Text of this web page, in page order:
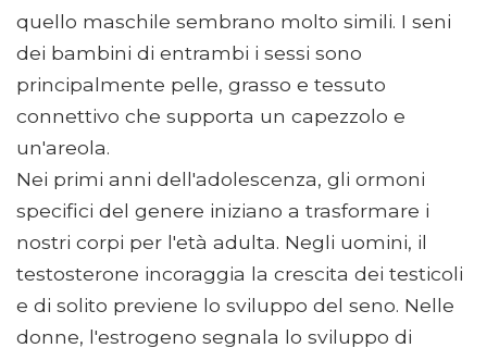
quello maschile sembrano molto simili. I seni
dei bambini di entrambi i sessi sono
principalmente pelle, grasso e tessuto
connettivo che supporta un capezzolo e
un'areola.
Nei primi anni dell'adolescenza, gli ormoni
specifici del genere iniziano a trasformare i
nostri corpi per l'età adulta. Negli uomini, il
testosterone incoraggia la crescita dei testicoli
e di solito previene lo sviluppo del seno. Nelle
donne, l'estrogeno segnala lo sviluppo di